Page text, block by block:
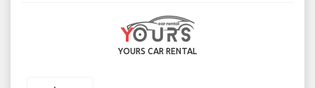
YOURS CAR RENTAL